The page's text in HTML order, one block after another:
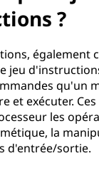
?
également
jeu
qu'un
et exécuter.
les
la
d'entrée/sortie.